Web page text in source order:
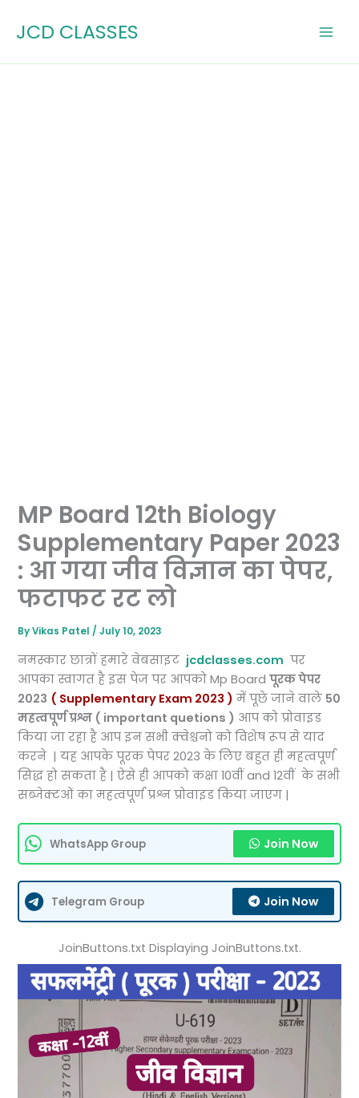
JCD CLASSES
MP Board 12th Biology
Supplementary Paper 2023
: आ गया जीव विज्ञान का पेपर,
फटाफट रट लो
ByVikas Patel/July 10, 2023
नमस्कार छात्रों हमारे वेबसाइट jcdclasses.com पर
आपका स्वागत है इस पेज पर आपको Mp Boardपूरक पेपर
2023 ( Supplementary Exam 2023 ) में पूछे जाने वाले 50
महत्वपूर्ण प्रश्न ( important quetions ) आप को प्रोवाइड
किया जा रहा है आप इन सभी क्वेश्चनो को विशेष रूप से याद
करने | यह आपके पूरक पेपर 2023 के लिए बहुत ही महत्वपूर्ण
सिद्ध हो सकता है | ऐसे ही आपको कक्षा 10वीं and 12वीं के सभी
सब्जेक्टओं का महत्वपूर्ण प्रश्न प्रोवाइड किया जाएग |
WhatsApp Group Join Now
Telegram Group Join Now
JoinButtons.txt Displaying JoinButtons.txt.